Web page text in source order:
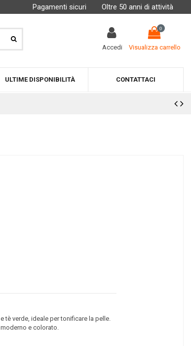
Pagamenti sicuri Oltre 50 anni di attività
Accedi
0
Visualizza carrello
ULTIME DISPONIBILITÀ CONTATTACI
verde, ideale per tonificare la pelle.
e colorato.